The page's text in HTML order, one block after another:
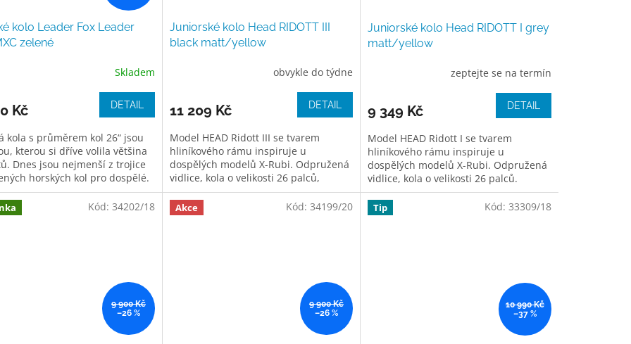
kolo Leader Fox Leader
zelené
Skladem
Kč DETAIL
kola s průměrem kol 26“ jsou
kterou si dříve volila většina
Dnes jsou nejmenší z trojice
horských kol pro dospělé.
rámu 20"...
Juniorské kolo Head RIDOTT III
black matt/yellow
obvykle do týdne
11 209 Kč DETAIL
Model HEAD Ridott III se tvarem
hliníkového rámu inspiruje u
dospělých modelů X-Rubi. Odpružená
vidlice, kola o velikosti 26 palců,
převody v kombinaci 2x8. Řazení
pomocí páček....
Juniorské kolo Head RIDOTT I grey
matt/yellow
zeptejte se na termín
9 349 Kč DETAIL
Model HEAD Ridott I se tvarem
hliníkového rámu inspiruje u
dospělých modelů X-Rubi. Odpružená
vidlice, kola o velikosti 26 palců.
Převody v kombinace 2x8. Řazení
pomocí páček....
9 900 Kč
–26 %
Kód: 34202/18 Akce
9 900 Kč
–26 %
Kód: 34199/20 Tip
10 990 Kč
–37 %
Kód: 33309/18